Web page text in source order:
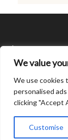
We value
We use cookies
personalised
clicking "Accept
Customise
© Created
Home
Open
chaty